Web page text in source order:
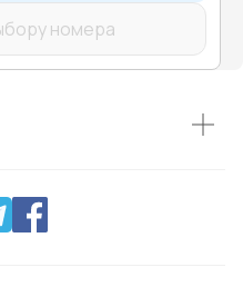
номера